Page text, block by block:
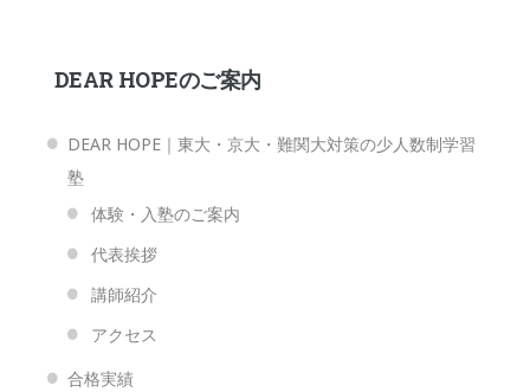
DEAR HOPEのご案内
DEAR HOPE｜東大・京大・難関大対策の少人数制学習
塾
体験・入塾のご案内
代表挨拶
講師紹介
アクセス
合格実績